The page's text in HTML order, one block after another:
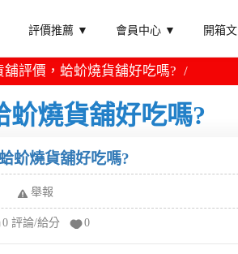
評價推薦 ▼ 會員中心 ▼ 開箱文
舖評價，蛤蚧燒貨舖好吃嗎?
蚧燒貨舖好吃嗎?
蚧燒貨舖好吃嗎?
舉報
0 評論/給分 0